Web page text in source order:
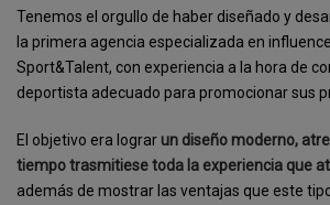
Tenemos el orgullo de haber diseñado y
la primera agencia especializada en
Sport&Talent, con experiencia a la hora de
deportista adecuado para promocionar sus
El objetivo era lograr un diseño moderno,
tiempo trasmitiese toda la experiencia que
además de mostrar las ventajas que este